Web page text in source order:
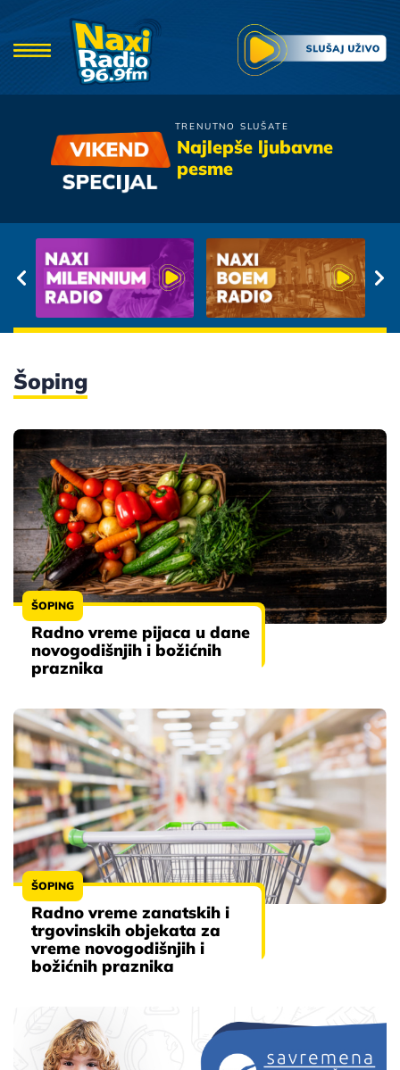
TRENUTNO SLUŠATE
Najlepše ljubavne
pesme
Bajaga
Na Vrhovima Prstiju
Šoping
ŠOPING
Radno vreme pijaca u dane
novogodišnjih i božićnih
praznika
ŠOPING
Radno vreme zanatskih i
trgovinskih objekata za
vreme novogodišnjih i
božićnih praznika